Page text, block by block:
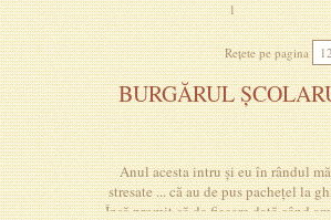
1
Rețete pe pagina
BURGĂRUL
Anul acesta intru și eu în rândul
stresate ... că au de pus pachețel la
Însă promit că de fiecare dată când